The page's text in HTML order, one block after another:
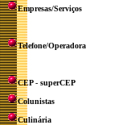
Empresas/Serviços
Telefone/Operadora
CEP - superCEP
Colunistas
Culinária